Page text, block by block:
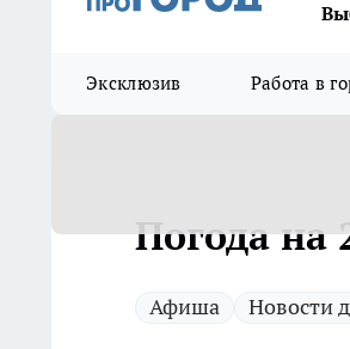
Эксклюзив Работа в
Погода на
Афиша Новости